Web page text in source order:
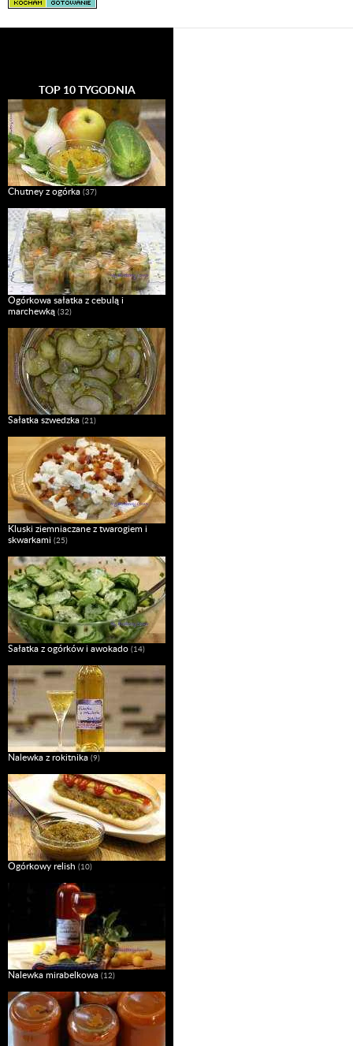
TOP 10 TYGODNIA
Chutney z ogórka (37)
Ogórkowa sałatka z cebulą i
marchewką (32)
Sałatka szwedzka (21)
Kluski ziemniaczane z twarogiem i
skwarkami (25)
Sałatka z ogórków i awokado (14)
Nalewka z rokitnika (9)
Ogórkowy relish (10)
Nalewka mirabelkowa (12)